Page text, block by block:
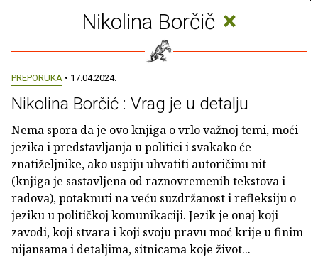
Nikolina Borčič ×
PREPORUKA • 17.04.2024.
Nikolina Borčić : Vrag je u detalju
Nema spora da je ovo knjiga o vrlo važnoj temi, moći
jezika i predstavljanja u politici i svakako će
znatiželjnike, ako uspiju uhvatiti autoričinu nit
(knjiga je sastavljena od raznovremenih tekstova i
radova), potaknuti na veću suzdržanost i refleksiju o
jeziku u političkoj komunikaciji. Jezik je onaj koji
zavodi, koji stvara i koji svoju pravu moć krije u finim
nijansama i detaljima, sitnicama koje život...